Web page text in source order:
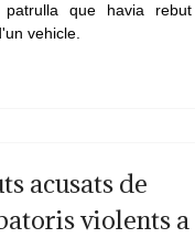
que havia rebut
vehicle.
acusats de
violents a